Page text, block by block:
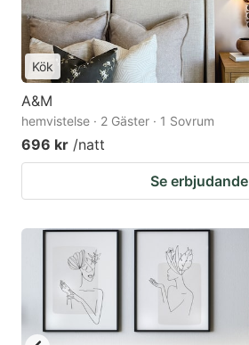
Kök
A&M
hemvistelse · 2 Gäster · 1 Sovrum
696 kr /natt
Se erbjudande